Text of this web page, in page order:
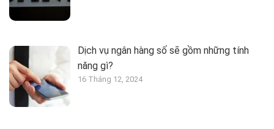
Dịch vụ ngân hàng số sẽ gồm những tính
năng gì?
16 Tháng 12, 2024